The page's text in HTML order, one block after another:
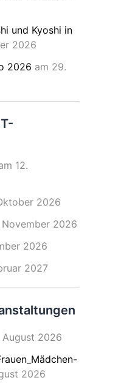
und Kyoshi in
2026
2026 am 29.
12.
2026
November 2026
2026
2027
August 2026
2026